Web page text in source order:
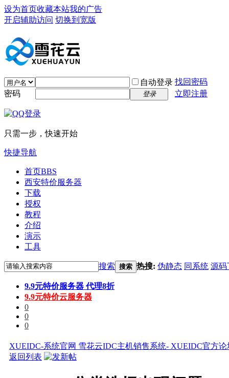
设为首页收藏本站我的广告
开启辅助访问 切换到宽版
自动登录 找回密码
密码
登录 立即注册
只需一步，快速开始
快捷导航
首页BBS
西安特价服务器
下载
授权
教程
介绍
演示
工具
搜索 搜索 热搜: 伪静态 同系统 源码
9.9元特价服务器 代理8折
9.9元特价云服务器
0
0
0
XUEIDC-系统官网 雪花云IDC主机销售系统- XUEIDC官方
返回列表